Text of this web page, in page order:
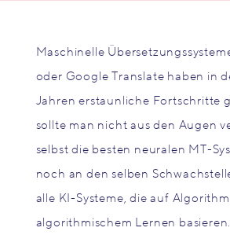
Maschinelle
oder Google Translate haben in
Jahren erstaunliche Fortschritte
sollte man nicht aus den Augen
selbst die besten neuralen MT-
noch an den selben
alle KI-Systeme, die auf
algorithmischem Lernen